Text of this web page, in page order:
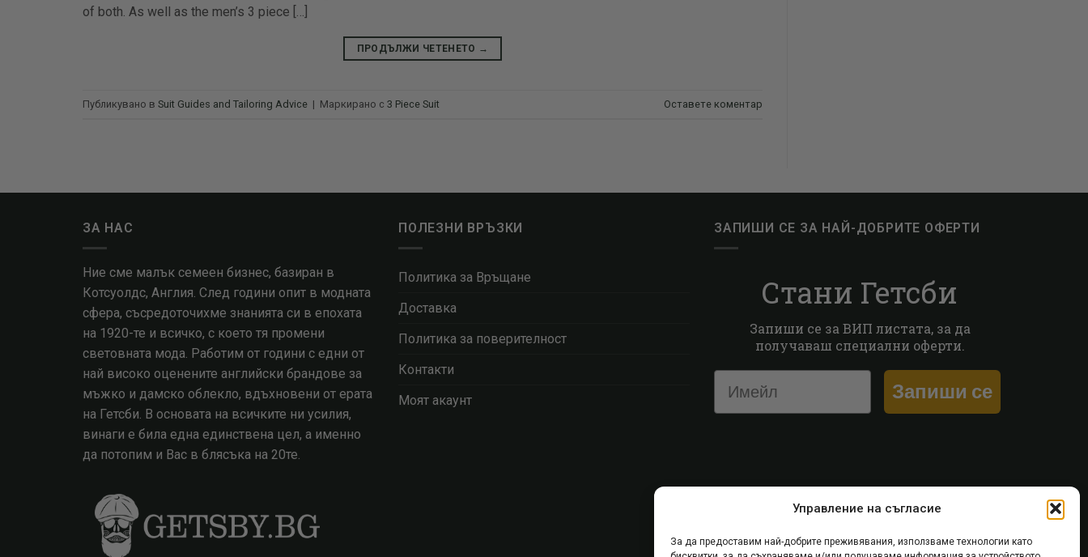
Управление на съгласие
За да предоставим най-добрите преживявания, използваме технологии като
of both. As well as the men’s 3 piece […]
ПРОДЪЛЖИ ЧЕТЕНЕТО →
Публикувано в Suit Guides and Tailoring Advice | Маркирано с 3 Piece Suit Оставете коментар
ЗА НАС
Ние сме малък семеен бизнес, базиран в
Котсуолдс, Англия. След години опит в модната
сфера, съсредоточихме знанията си в епохата
на 1920-те и всичко, с което тя промени
световната мода. Работим от години с едни от
най високо оценените английски брандове за
мъжко и дамско облекло, вдъхновени от ерата
на Гетсби. В основата на всичките ни усилия,
винаги е била една единствена цел, а именно
да потопим и Вас в блясъка на 20те.
ПОЛЕЗНИ ВРЪЗКИ
Политика за Връщане
Доставка
Политика за поверителност
Контакти
Моят акаунт
ЗАПИШИ СЕ ЗА НАЙ-ДОБРИТЕ ОФЕРТИ
Стани Гетсби
Запиши се за ВИП листата, за да
получаваш специални оферти.
Запиши се